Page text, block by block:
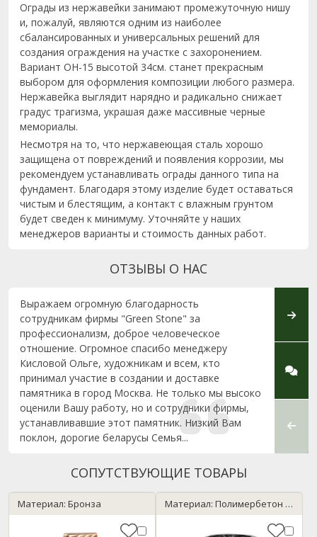
Ограды из нержавейки занимают промежуточную нишу
и, пожалуй, являются одним из наиболее
сбалансированных и универсальных решений для
создания ограждения на участке с захоронением.
Вариант ОН-15 высотой 34см. станет прекрасным
выбором для оформления композиции любого размера.
Нержавейка выглядит нарядно и радикально снижает
градус трагизма, украшая даже массивные черные
мемориалы.
Несмотря на то, что нержавеющая сталь хорошо
защищена от повреждений и появления коррозии, мы
рекомендуем устанавливать ограды данного типа на
фундамент. Благодаря этому изделие будет оставаться
чистым и блестящим, а контакт с влажным грунтом
будет сведен к минимуму. Уточняйте у наших
менеджеров варианты и стоимость данных работ.
ОТЗЫВЫ О НАС
Выражаем огромную благодарность
сотрудникам фирмы "Green Stone" за
профессионализм, доброе человеческое
отношение. Огромное спасибо менеджеру
Кисловой Ольге, художникам и всем, кто
принимал участие в создании и доставке
памятника в город Москва. Не только мы высоко
оценили Вашу работу, но и сотрудники фирмы,
устанавливавшие этот памятник. Низкий Вам
поклон, дорогие беларусы Семья...
Грин-
СОПУТСТВУЮЩИЕ ТОВАРЫ
Материал: Бронза Материал: Полимербетон / черный